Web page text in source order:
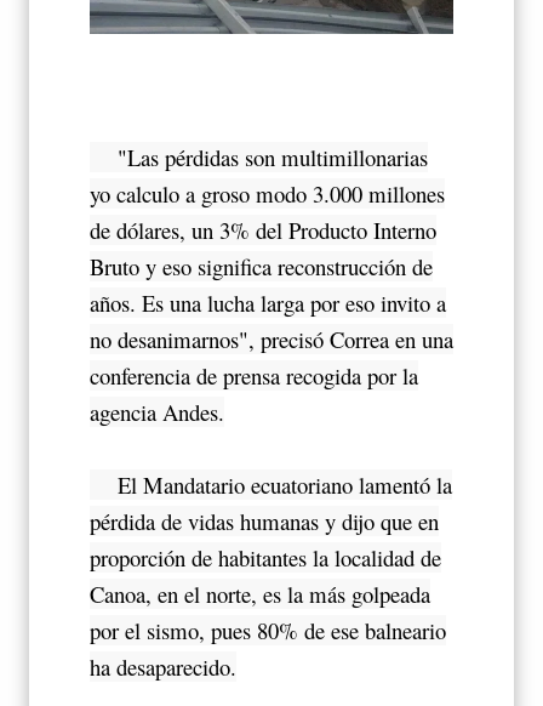
"Las pérdidas son multimillonarias
yo calculo a groso modo 3.000 millones
de dólares, un 3% del Producto Interno
Bruto y eso significa reconstrucción de
años. Es una lucha larga por eso invito a
no desanimarnos", precisó Correa en una
conferencia de prensa recogida por la
agencia Andes.
El Mandatario ecuatoriano lamentó la
pérdida de vidas humanas y dijo que en
proporción de habitantes la localidad de
Canoa, en el norte, es la más golpeada
por el sismo, pues 80% de ese balneario
ha desaparecido.